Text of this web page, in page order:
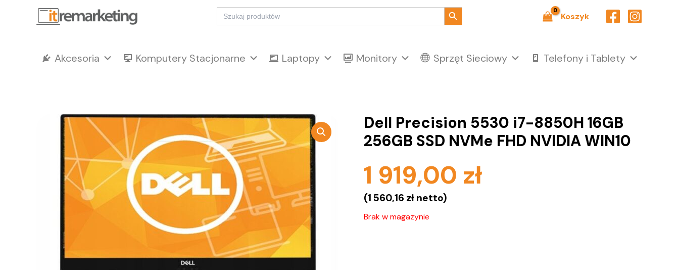
Search
for:
Search Button
Koszyk
Akcesoria Komputery Stacjonarne Laptopy Monitory Sprzęt Sieciowy Telefony i Tablety
Dell Precision 5530 i7-8850H 16GB
256GB SSD NVMe FHD NVIDIA WIN10
1 919,00 zł
(1 560,16 zł netto)
Brak w magazynie